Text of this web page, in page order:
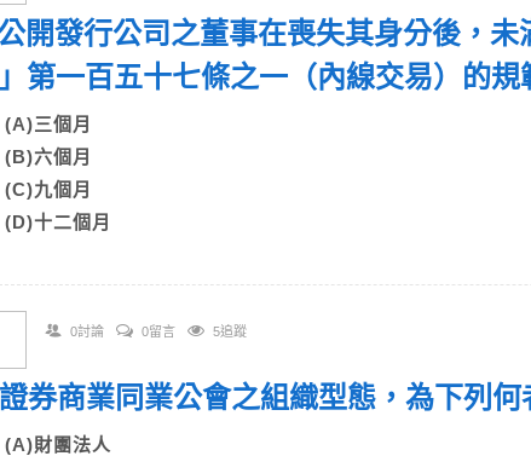
開發行公司之董事在喪失其身分後，
第一百五十七條之一（內線交易）的
(A)三個月
(B)六個月
(C)九個月
(D)十二個月
0討論 0留言 5追蹤
券商業同業公會之組織型態，為下列
(A)財團法人